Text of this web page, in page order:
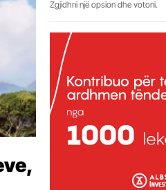
Zgjidhni një opsion dhe votoni.